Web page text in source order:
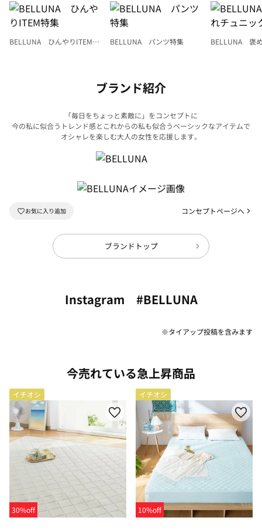
BELLUNA ひんやりITEM特
BELLUNA パンツ特集
BELLUNA 褒
ブランド紹介
「毎日をちょっと素敵に」をコンセプトに
今の私に似合うトレンド感とこれからの私も似合うベーシックなアイテムで
オシャレを楽しむ大人の女性を応援します。
コンセプトページへ
ブランドトップ
Instagram #BELLUNA
※タイアップ投稿を含みます
今売れている急上昇商品
イチオシ
30%off
イチオシ
10%off